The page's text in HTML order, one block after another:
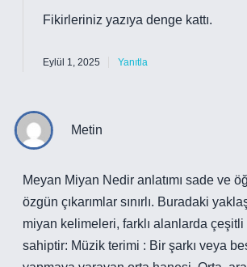
Fikirleriniz yazıya denge kattı.
Eylül 1, 2025 Yanıtla
Metin
Meyan Miyan Nedir anlatımı sade ve
özgün çıkarımlar sınırlı. Buradaki
miyan kelimeleri, farklı alanlarda
sahiptir: Müzik terimi : Bir şarkı veya